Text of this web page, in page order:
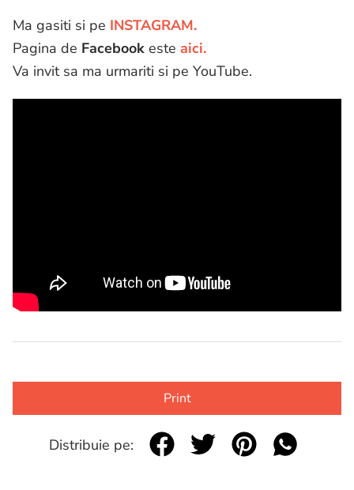
Ma gasiti si pe INSTAGRAM.
Pagina de Facebook este aici.
Va invit sa ma urmariti si pe YouTube.
Print
Distribuie pe: